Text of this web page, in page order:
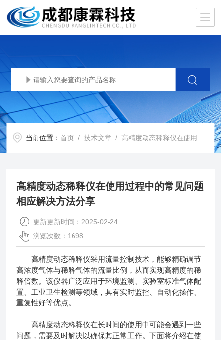
当前位置：首页 /技术文章 / 高精度动态稀释仪在使用过程中的常见问题相应解决方法分享
高精度动态稀释仪在使用过程中的常见问题
相应解决方法分享
更新更新时间：2025-02-24
浏览次数：1698
高精度动态稀释仪采用流量控制技术，能够精确调节
高浓度气体与稀释气体的流量比例，从而实现高精度的稀
释倍数。该仪器广泛应用于环境监测、实验室标准气体配
置、工业卫生检测等领域，具有实时监控、自动化操作、
重复性好等优点。
高精度动态稀释仪在长时间的使用中可能会遇到一些
问题，需要及时解决以确保其正常工作。下面将介绍在使